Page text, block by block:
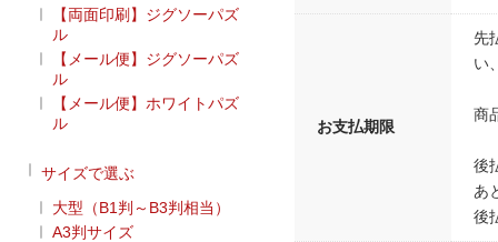
お支払期限
先
い
商
後
あ
後
【両面印刷】ジグソーパズ
ル
【メール便】ジグソーパズ
ル
【メール便】ホワイトパズ
ル
サイズで選ぶ
大型（B1判～B3判相当）
A3判サイズ